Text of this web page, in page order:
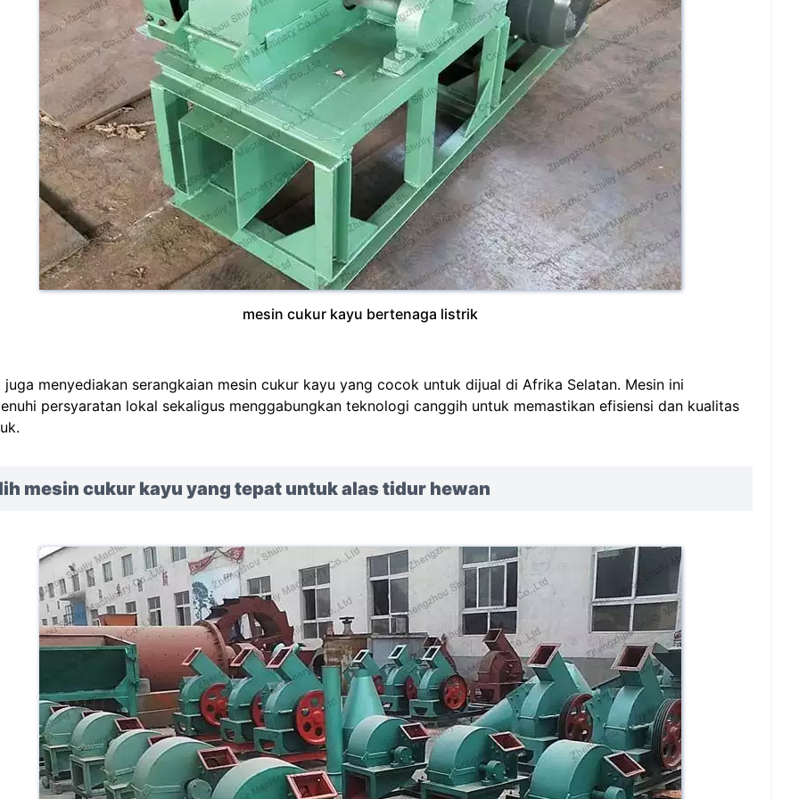
mesin cukur kayu bertenaga listrik
juga menyediakan serangkaian mesin cukur kayu yang cocok untuk dijual di Afrika Selatan. Mesin ini
persyaratan lokal sekaligus menggabungkan teknologi canggih untuk memastikan efisiensi dan kualitas
mesin cukur kayu yang tepat untuk alas tidur hewan